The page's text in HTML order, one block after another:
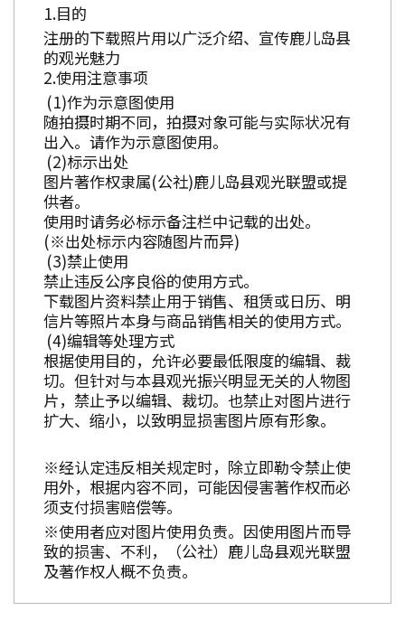
目的
注册的下载照片用以广泛介绍、宣传鹿儿岛县
的观光魅力
使用注意事项
作为示意图使用
随拍摄时期不同，拍摄对象可能与实际状况有
出入。请作为示意图使用。
标示出处
图片著作权隶属(公社)鹿儿岛县观光联盟或提
供者。
使用时请务必标示备注栏中记载的出处。
(※出处标示内容随图片而异)
禁止使用
禁止违反公序良俗的使用方式。
下载图片资料禁止用于销售、租赁或日历、明
信片等照片本身与商品销售相关的使用方式。
编辑等处理方式
根据使用目的，允许必要最低限度的编辑、裁
切。但针对与本县观光振兴明显无关的人物图
片，禁止予以编辑、裁切。也禁止对图片进行
扩大、缩小，以致明显损害图片原有形象。
※经认定违反相关规定时，除立即勒令禁止使
用外，根据内容不同，可能因侵害著作权而必
须支付损害赔偿等。
※使用者应对图片使用负责。因使用图片而导
致的损害、不利，（公社）鹿儿岛县观光联盟
及著作权人概不负责。